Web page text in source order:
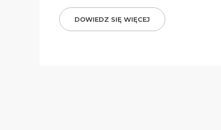
DOWIEDZ SIĘ WIĘCEJ